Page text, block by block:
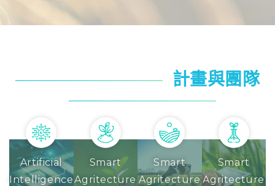
計畫與團隊
Artificial
Intelligence
Smart
Agritecture
Smart
Agritecture
Smart
Agritecture